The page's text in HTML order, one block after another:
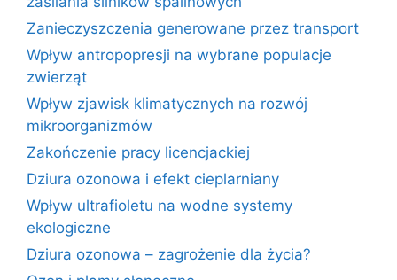
Zanieczyszczenia generowane przez transport
Wpływ antropopresji na wybrane populacje
zwierząt
Wpływ zjawisk klimatycznych na rozwój
mikroorganizmów
Zakończenie pracy licencjackiej
Dziura ozonowa i efekt cieplarniany
Wpływ ultrafioletu na wodne systemy
ekologiczne
Dziura ozonowa – zagrożenie dla życia?